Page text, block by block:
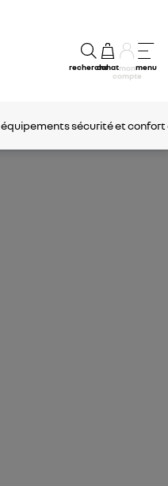
rechercheachatmon
compte
menu
équipementssécurité et confort